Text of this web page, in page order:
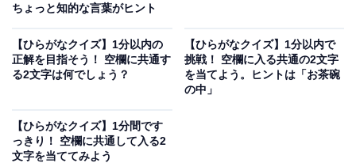
などが特定の気体を通す性質を思い浮かべてみてくださ
正解を見る
ちょっと知的な言葉がヒント
【ひらがなクイズ】1分以内の
正解を目指そう！ 空欄に共通す
る2文字は何でしょう？
【ひらがなクイズ】1分以内で
挑戦！ 空欄に入る共通の2文字
を当てよう。ヒントは「お茶碗
の中」
【ひらがなクイズ】1分間です
っきり！ 空欄に共通して入る2
文字を当ててみよう